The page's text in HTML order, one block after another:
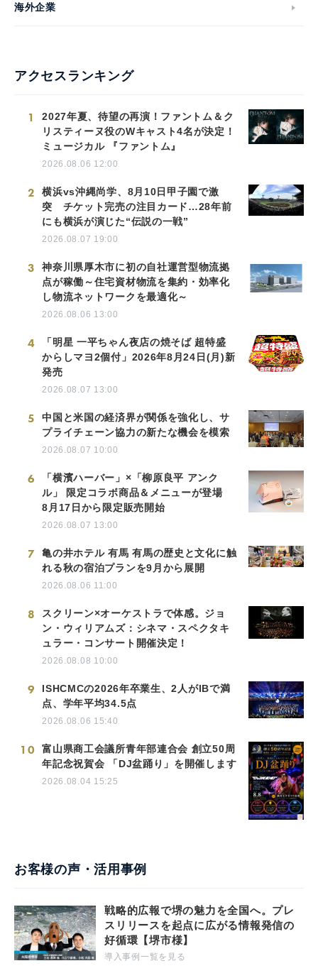
海外企業
アクセスランキング
1
2027年夏、待望の再演！ファントム＆ク
リスティーヌ役のWキャスト4名が決定！
ミュージカル 『ファントム』
2026.08.06 12:00
2
横浜vs沖縄尚学、8月10日甲子園で激
突 チケット完売の注目カード…28年前
にも横浜が演じた“伝説の一戦”
2026.08.07 19:00
3
神奈川県厚木市に初の自社運営型物流拠
点が稼働～住宅資材物流を集約・効率化
し物流ネットワークを最適化～
2026.08.06 13:00
4
「明星 一平ちゃん夜店の焼そば 超特盛
からしマヨ2個付」2026年8月24日(月)新
発売
2026.08.07 13:00
5
中国と米国の経済界が関係を強化し、サ
プライチェーン協力の新たな機会を模索
2026.08.07 10:00
6
「横濱ハーバー」×「柳原良平 アンク
ル」 限定コラボ商品＆メニューが登場
8月17日から限定販売開始
2026.08.07 13:00
7
亀の井ホテル 有馬 有馬の歴史と文化に触
れる秋の宿泊プランを9月から展開
2026.08.06 11:00
8
スクリーン×オーケストラで体感。ジョ
ン・ウィリアムズ：シネマ・スペクタキ
ュラー・コンサート開催決定！
2026.08.08 10:00
9
ISHCMCの2026年卒業生、2人がIBで満
点、学年平均34.5点
2026.08.06 15:40
10
富山県商工会議所青年部連合会 創立50周
年記念祝賀会 「DJ盆踊り」を開催します
2026.08.04 15:25
お客様の声・活用事例
戦略的広報で堺の魅力を全国へ。プレ
スリリースを起点に広がる情報発信の
好循環【堺市様】
導入事例一覧を見る